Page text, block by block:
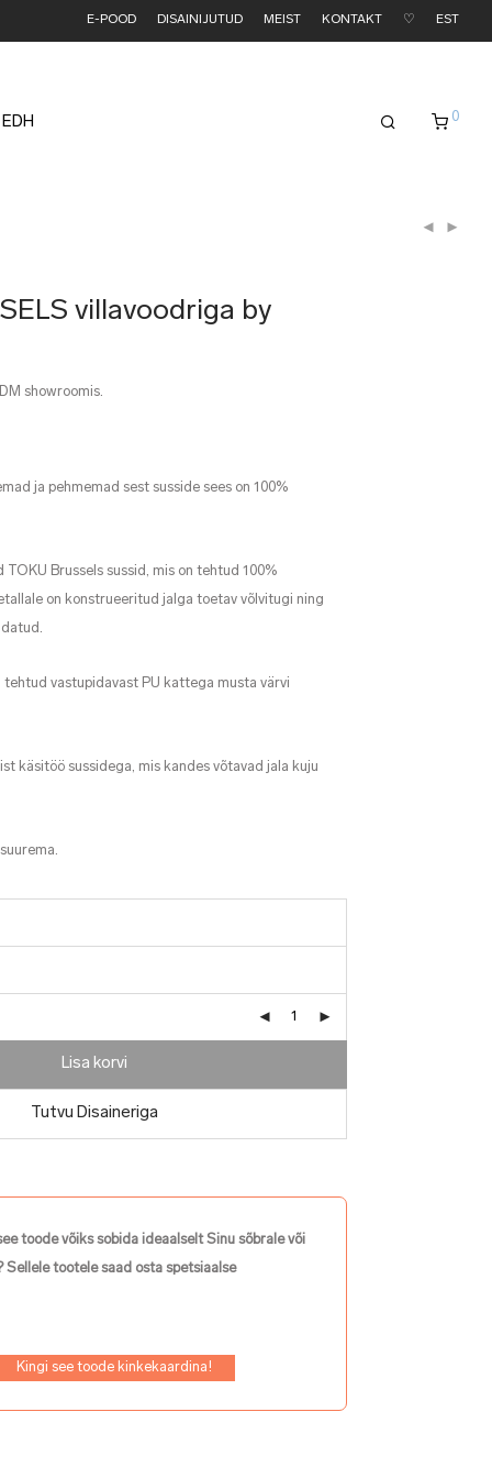
E-POOD DISAINIJUTUD MEIST KONTAKT ♡ EST
0
villavoodriga by
showroomis.
ja pehmemad sest susside sees on 100%
Brussels sussid, mis on tehtud 100%
on konstrueeritud jalga toetav võlvitugi ning
tehtud vastupidavast PU kattega musta värvi
käsitöö sussidega, mis kandes võtavad jala kuju
Lisa korvi
Tutvu Disaineriga
toode võiks sobida ideaalselt Sinu sõbrale või
Sellele tootele saad osta spetsiaalse
Kingi see toode kinkekaardina!